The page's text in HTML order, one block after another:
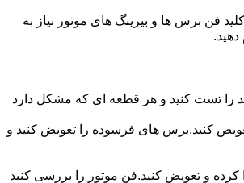
فن برس ها و بیرینگ های موتور نیاز به
دهید.
را تست کنید و هر قطعه ای که مشکل دارد
کنید.برس های فرسوده را تعویض کنید و
کرده و تعویض کنید.فن موتور را بررسی کنید